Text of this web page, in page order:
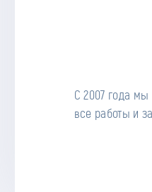
С 2007 года
все работы и